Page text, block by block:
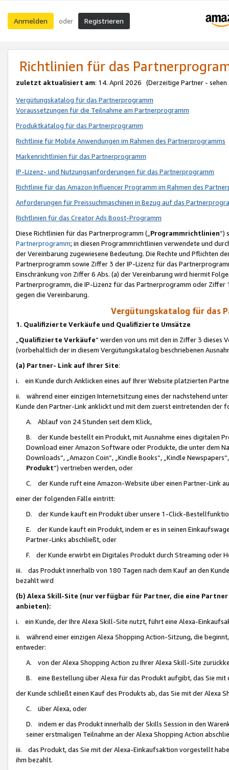
Anmelden oder Registrieren
Richtlinien für das
zuletzt aktualisiert am: 14. April 2026 (Derzeitige Partner - sehen
Vergütungskatalog für das Partnerprogramm
Voraussetzungen für die Teilnahme am Partnerprogramm
Produktkatalog für das Partnerprogramm
Richtlinie für Mobile Anwendungen im Rahmen des Partnerprogramms
Markenrichtlinien für das Partnerprogramm
IP-Lizenz- und Nutzungsanforderungen für das Partnerprogramm
Richtlinie für das Amazon Influencer Programm im Rahmen des
Anforderungen für Preissuchmaschinen in Bezug auf das
Richtlinien für das Creator Ads Boost-Programm
Diese Richtlinien für das Partnerprogramm („Programmrichtlinien“)
Partnerprogramm; in diesen Programmrichtlinien verwendete und
der Vereinbarung zugewiesene Bedeutung. Die Rechte und Pflichten
Partnerprogramm sowie Ziffer 3 der IP-Lizenz für das
Einschränkung von Ziffer 6 Abs. (a) der Vereinbarung wird hiermit
Partnerprogramm, die IP-Lizenz für das Partnerprogramm oder
gegen die Vereinbarung.
Vergütungskatalog für das
1. Qualifizierte Verkäufe und Qualifizierte Umsätze
Qualifizierte Verkäufe“ werden von uns mit den in Ziffer 3
(vorbehaltlich der in diesem Vergütungskatalog beschriebenen
(a) Partner- Link auf Ihrer Site:
i. ein Kunde durch Anklicken eines auf Ihrer Website platzierten
ii. während einer einzigen Internetsitzung eines der nachstehend
Kunde den Partner-Link anklickt und mit dem zuerst eintretenden der
A. Ablauf von 24 Stunden seit dem Klick,
B. der Kunde bestellt ein Produkt, mit Ausnahme eines digitalen
Download einer Amazon Software oder Produkte, die unter dem
Downloads“, „Amazon Coin“, „Kindle Books“, „Kindle
Produkt“) vertrieben werden, oder
C. der Kunde ruft eine Amazon-Website über einen Partner-Link
einer der folgenden Fälle eintritt:
D. der Kunde kauft ein Produkt über unsere 1-Click-
E. der Kunde kauft ein Produkt, indem er es in seinen
Partner-Links abschließt, oder
F. der Kunde erwirbt ein Digitales Produkt durch Streaming oder
iii. das Produkt innerhalb von 180 Tagen nach dem Kauf an den
bezahlt wird
(b) Alexa Skill-Site (nur verfügbar für Partner, die eine
anbieten):
i. ein Kunde, der Ihre Alexa Skill-Site nutzt, führt eine Alexa-
ii. während einer einzigen Alexa Shopping Action-Sitzung, die
entweder:
A. von der Alexa Shopping Action zu Ihrer Alexa Skill-Site
B. eine Bestellung über Alexa für das Produkt aufgibt, das Sie mit
der Kunde schließt einen Kauf des Produkts ab, das Sie mit der Alexa
C. über Alexa, oder
D. indem er das Produkt innerhalb der Skills Session in den
seiner erstmaligen Teilnahme an der Alexa Shopping Action
iii. das Produkt, das Sie mit der Alexa-Einkaufsaktion vorgestellt
ihm bezahlt.